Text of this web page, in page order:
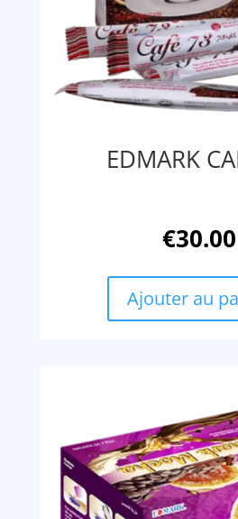
EDMARK
€30.00
Ajouter au